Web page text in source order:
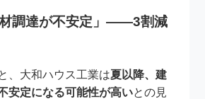
材調達が不安定」――3割減
、大和ハウス工業は夏以降、建
安定になる可能性が高いとの見